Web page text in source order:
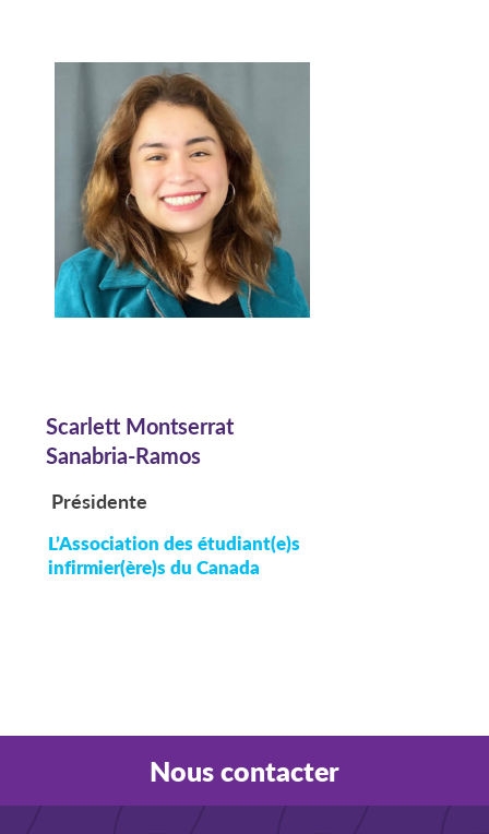
Scarlett Montserrat
Sanabria-Ramos
Présidente
L’Association des étudiant(e)s
infirmier(ère)s du Canada
Nous contacter